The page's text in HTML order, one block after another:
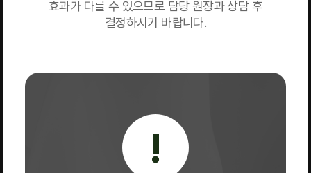
효과가 다를 수 있으므로 담당 원장과 상담 후
결정하시기 바랍니다.
!